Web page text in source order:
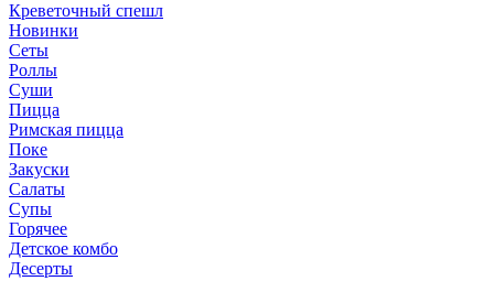
Креветочный спешл
Новинки
Сеты
Роллы
Суши
Пицца
Римская пицца
Поке
Закуски
Салаты
Супы
Горячее
Детское комбо
Десерты